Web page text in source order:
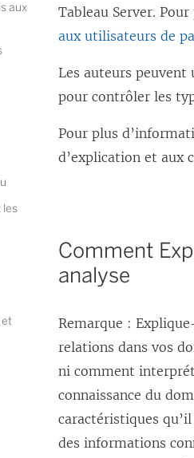
aux
les
et
e
l
e
f
e
n
e
)
Tableau Server.
aux utilisateurs de
Les auteurs
pour contrôler les
Pour plus
d’explication et aux
Comment
analyse
Remarque :
relations dans vos
ni comment
connaissance du
caractéristiques
des informations